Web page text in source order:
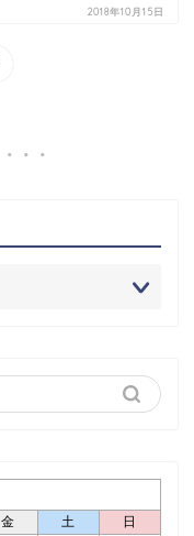
2018年10月15日
金 土
日